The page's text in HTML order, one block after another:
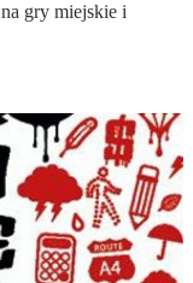
gry miejskie i